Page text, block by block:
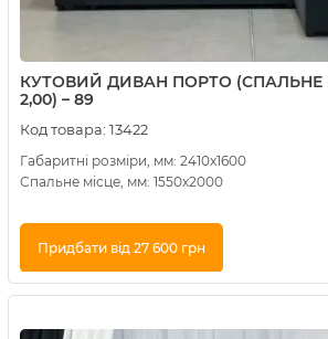
КУТОВИЙ ДИВАН ПОРТО (СПАЛЬНЕ
2,00) – 89
Код товара: 13422
Габаритні розміри, мм: 2410х1600
Спальне місце, мм: 1550х2000
Придбати від 27 600 грн
Купити в 1 клік